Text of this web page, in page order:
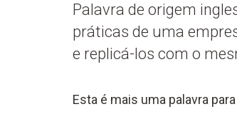
Palavra de origem
práticas de uma
e replicá-los com o
Esta é mais uma palavra